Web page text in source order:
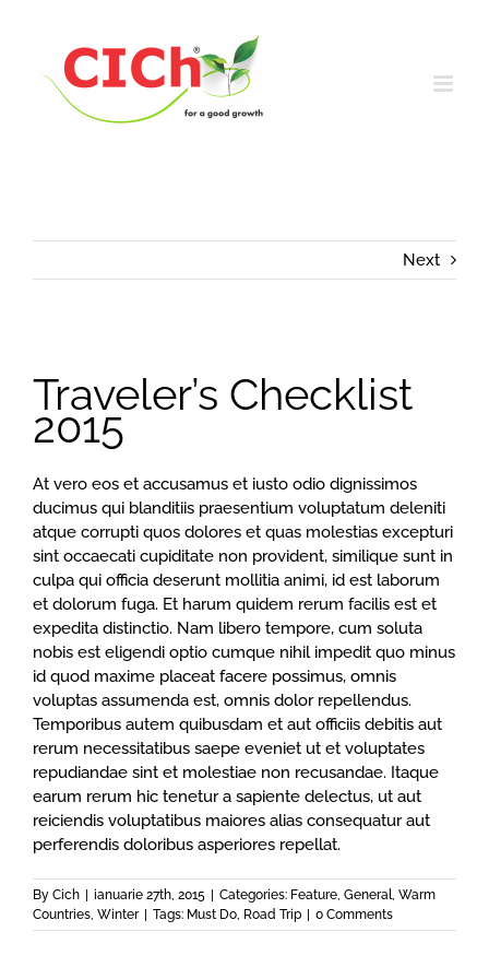
Next
Larger
Image
Traveler’s Checklist
2015
At vero eos et accusamus et iusto odio dignissimos
ducimus qui blanditiis praesentium voluptatum deleniti
atque corrupti quos dolores et quas molestias excepturi
sint occaecati cupiditate non provident, similique sunt in
culpa qui officia deserunt mollitia animi, id est laborum
et dolorum fuga. Et harum quidem rerum facilis est et
expedita distinctio. Nam libero tempore, cum soluta
nobis est eligendi optio cumque nihil impedit quo minus
id quod maxime placeat facere possimus, omnis
voluptas assumenda est, omnis dolor repellendus.
Temporibus autem quibusdam et aut officiis debitis aut
rerum necessitatibus saepe eveniet ut et voluptates
repudiandae sint et molestiae non recusandae. Itaque
earum rerum hic tenetur a sapiente delectus, ut aut
reiciendis voluptatibus maiores alias consequatur aut
perferendis doloribus asperiores repellat.
By Cich ianuarie 27th, 2015 Categories: Feature, General, Warm
Countries, Winter Tags: Must Do, Road Trip 0 Comments